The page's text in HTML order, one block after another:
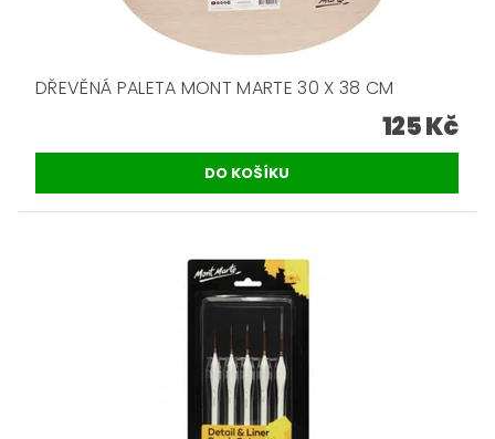
DŘEVĚNÁ PALETA MONT MARTE 30 X 38 CM
125 Kč